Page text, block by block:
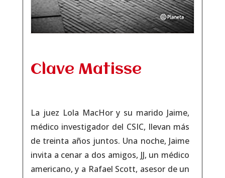
Clave Matisse
La juez Lola MacHor y su marido Jaime,
médico investigador del CSIC, llevan más
de treinta años juntos. Una noche, Jaime
invita a cenar a dos amigos, JJ, un médico
americano, y a Rafael Scott, asesor de un